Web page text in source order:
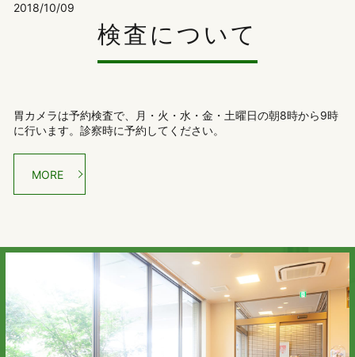
2018/10/09
検査について
胃カメラは予約検査で、月・火・水・金・土曜日の朝8時から9時
に行います。診察時に予約してください。
MORE